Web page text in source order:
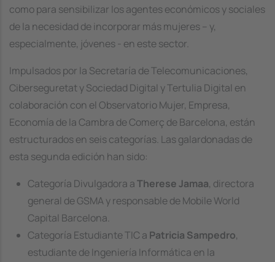
como para sensibilizar los agentes económicos y sociales
de la necesidad de incorporar más mujeres – y,
especialmente, jóvenes - en este sector.
Impulsados por la Secretaría de Telecomunicaciones,
Ciberseguretat y Sociedad Digital y Tertulia Digital en
colaboración con el Observatorio Mujer, Empresa,
Economía de la Cambra de Comerç de Barcelona, están
estructurados en seis categorías. Las galardonadas de
esta segunda edición han sido:
Categoría Divulgadora aTherese Jamaa, directora
general de GSMA y responsable de Mobile World
Capital Barcelona.
Categoría Estudiante TIC a Patricia Sampedro,
estudiante de Ingeniería Informática en la